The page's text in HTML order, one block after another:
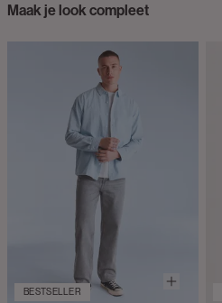
Maak je look compleet
BESTSELLER